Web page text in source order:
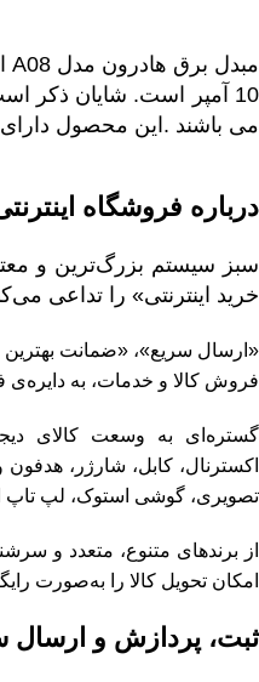
می باشند .این محصول دارای ابعادی بسیار کوچک معادل ( 34 × 35 × 46 ) میلی
درباره فروشگاه
سبز سیستم بزرگ‌ترین و
خرید اینترنتی» را تداعی
«ارسال سریع»، «ضمانت
فروش کالا و خدمات، به دایره‌ی
گستره‌ای به وسعت کالای
اکسترنال، کابل، شارژر ، هدفون
تصویری، گوشی استوک، لپ تاپ
از برندهای متنوع، متعدد و
امکان تحویل کالا را به‌صورت
ثبت، پردازش و